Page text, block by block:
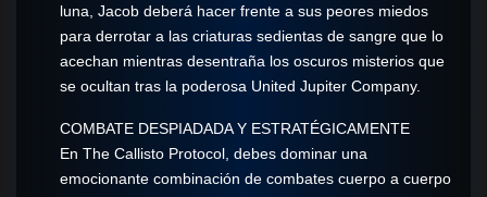
luna, Jacob deberá hacer frente a sus peores miedos
para derrotar a las criaturas sedientas de sangre que lo
acechan mientras desentraña los oscuros misterios que
se ocultan tras la poderosa United Jupiter Company.
COMBATE DESPIADADA Y ESTRATÉGICAMENTE
En The Callisto Protocol, debes dominar una
emocionante combinación de combates cuerpo a cuerpo